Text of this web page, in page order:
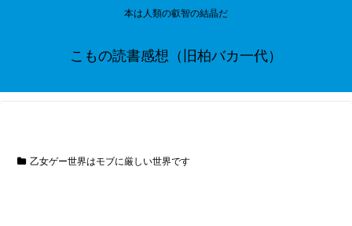
本は人類の叡智の結晶だ
こもの読書感想（旧柏バカ一代）
乙女ゲー世界はモブに厳しい世界です